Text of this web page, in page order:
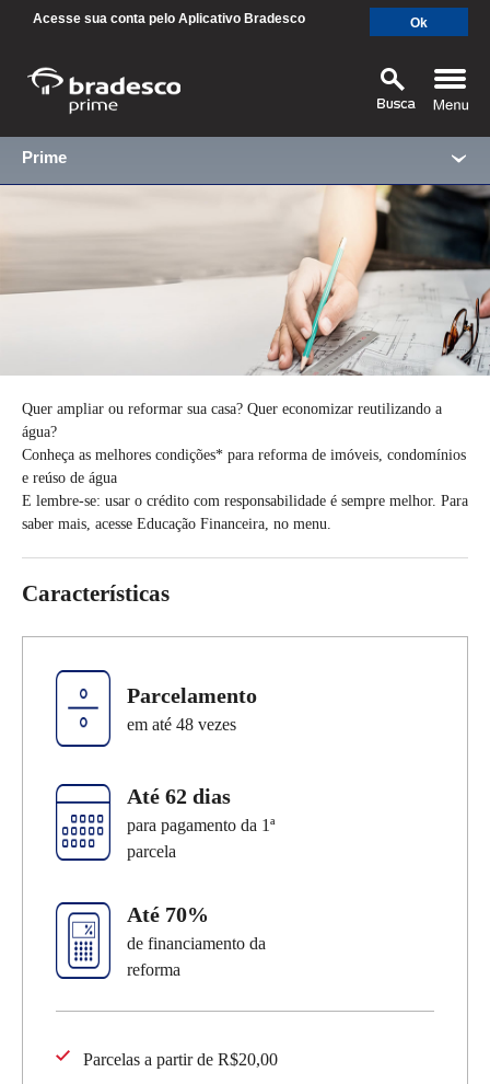
Prime
SUAS BUSCAS RECENTES
SEPARAMOS PARA VOCÊ
Imóveis,
Reúso de Água
Quer ampliar ou reformar sua casa? Quer economizar reutilizando a
água?
Conheça as melhores condições* para reforma de imóveis, condomínios
e reúso de água
E lembre-se: usar o crédito com responsabilidade é sempre melhor. Para
saber mais, acesse Educação Financeira, no menu.
Características
Parcelamento
em até 48 vezes
Até 62 dias
para pagamento da 1ª
parcela
Até 70%
de financiamento da
reforma
Parcelas a partir de R$20,00
Acesse sua conta pelo Aplicativo Bradesco Ok